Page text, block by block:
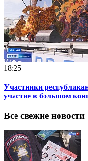
18:25
Участники
участие в большом
Все свежие новости